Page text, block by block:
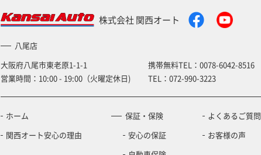
株式会社 関西オート
八尾店
大阪府八尾市東老原1-1-1
営業時間：10:00 - 19:00（火曜定休日)
携帯無料TEL： 0078-6042-8516
TEL： 072-990-3223
ホーム
関西オート安心の理由
保証・保険
安心の保証
よくあるご質問
お客様の声